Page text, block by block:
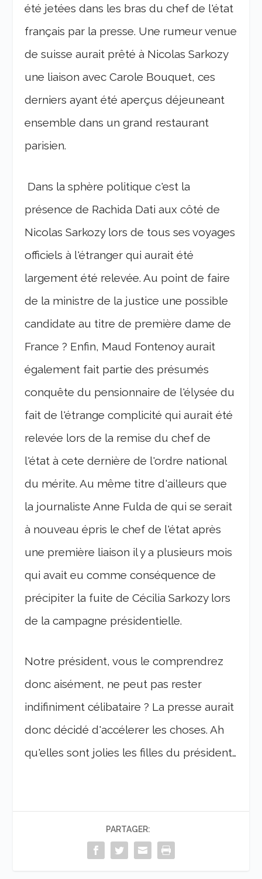
été jetées dans les bras du chef de l'état
français par la presse. Une rumeur venue
de suisse aurait prêté à Nicolas Sarkozy
une liaison avec Carole Bouquet, ces
derniers ayant été aperçus déjeuneant
ensemble dans un grand restaurant
parisien.
Dans la sphère politique c'est la
présence de Rachida Dati aux côté de
Nicolas Sarkozy lors de tous ses voyages
officiels à l'étranger qui aurait été
largement été relevée. Au point de faire
de la ministre de la justice une possible
candidate au titre de première dame de
France ? Enfin, Maud Fontenoy aurait
également fait partie des présumés
conquête du pensionnaire de l'élysée du
fait de l'étrange complicité qui aurait été
relevée lors de la remise du chef de
l'état à cete dernière de l'ordre national
du mérite. Au même titre d'ailleurs que
la journaliste Anne Fulda de qui se serait
à nouveau épris le chef de l'état après
une première liaison il y a plusieurs mois
qui avait eu comme conséquence de
précipiter la fuite de Cécilia Sarkozy lors
de la campagne présidentielle.
Notre président, vous le comprendrez
donc aisément, ne peut pas rester
indifiniment célibataire ? La presse aurait
donc décidé d'accélerer les choses. Ah
qu'elles sont jolies les filles du président…
PARTAGER: